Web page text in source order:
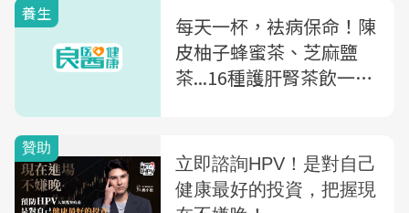
養生
每天一杯，袪病保命！陳
皮柚子蜂蜜茶、芝麻鹽
茶...16種護肝腎茶飲一次